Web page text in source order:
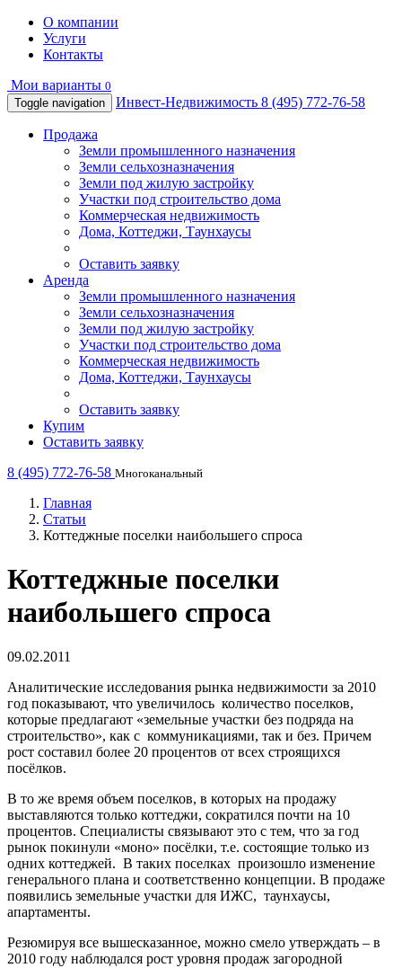
О компании
Услуги
Контакты
Мои варианты 0
Toggle navigation
Инвест-Недвижимость 8 (495) 772-76-58
Продажа
Земли промышленного назначения
Земли сельхозназначения
Земли под жилую застройку
Участки под строительство дома
Коммерческая недвижимость
Дома, Коттеджи, Таунхаусы
Оставить заявку
Аренда
Земли промышленного назначения
Земли сельхозназначения
Земли под жилую застройку
Участки под строительство дома
Коммерческая недвижимость
Дома, Коттеджи, Таунхаусы
Оставить заявку
Купим
Оставить заявку
8 (495) 772-76-58 Многоканальный
Главная
Статьи
Коттеджные поселки наибольшего спроса
Коттеджные поселки
наибольшего спроса
09.02.2011
Аналитические исследования рынка недвижимости за 2010
год показывают, что увеличилось количество поселков,
которые предлагают «земельные участки без подряда на
строительство», как с коммуникациями, так и без. Причем
рост составил более 20 процентов от всех строящихся
посёлков.
В то же время объем поселков, в которых на продажу
выставляются только коттеджи, сократился почти на 10
процентов. Специалисты связывают это с тем, что за год
рынок покинули «моно» посёлки, т.е. состоящие только из
одних коттеджей. В таких поселках произошло изменение
генерального плана и соответственно концепции. В продаже
появились земельные участки для ИЖС, таунхаусы,
апартаменты.
Резюмируя все вышесказанное, можно смело утверждать – в
2010 году наблюдался рост уровня продаж загородной